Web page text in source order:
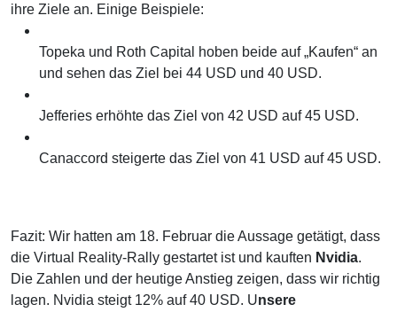
ihre Ziele an. Einige Beispiele:
Topeka und Roth Capital hoben beide auf „Kaufen“ an
und sehen das Ziel bei 44 USD und 40 USD.
Jefferies erhöhte das Ziel von 42 USD auf 45 USD.
Canaccord steigerte das Ziel von 41 USD auf 45 USD.
Fazit: Wir hatten am 18. Februar die Aussage getätigt, dass
die Virtual Reality-Rally gestartet ist und kauften Nvidia.
Die Zahlen und der heutige Anstieg zeigen, dass wir richtig
lagen. Nvidia steigt 12% auf 40 USD. Unsere